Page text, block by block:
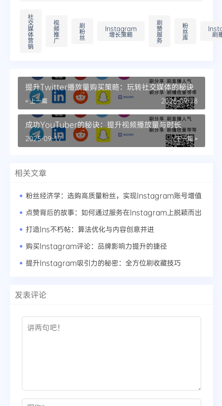
社
交
媒
体
营
销
视
频
推
广
刷
粉
丝
Instagram
增长策略
刷
赞
服
务
粉
丝
库 刷
提升Twitter播放量购买策略：玩转社交媒体的秘诀
« 上一篇 2025-09-18
成功YouTuber的秘诀：提升视频播放量与时长
下一篇 »
2025-09-17
相关文章
粉丝经济学：选购高质量粉丝，实现Instagram账号增值
点赞背后的故事：如何通过服务在Instagram上脱颖而出
打造Ins不朽帖：算法优化与内容创意并进
购买Instagram评论：品牌影响力提升的捷径
提升Instagram吸引力的秘密：全方位刷收藏技巧
发表评论